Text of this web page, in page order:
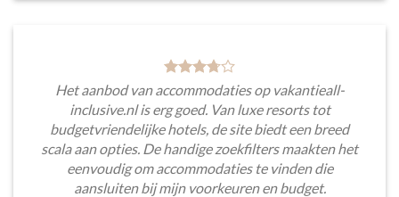
Het aanbod van accommodaties op vakantieall-
inclusive.nl is erg goed. Van luxe resorts tot
budgetvriendelijke hotels, de site biedt een breed
scala aan opties. De handige zoekfilters maakten het
eenvoudig om accommodaties te vinden die
aansluiten bij mijn voorkeuren en budget.